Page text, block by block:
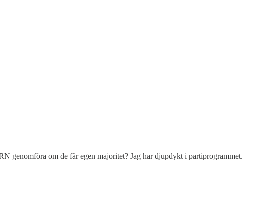
genomföra om de får egen majoritet? Jag har djupdykt i partiprogrammet.